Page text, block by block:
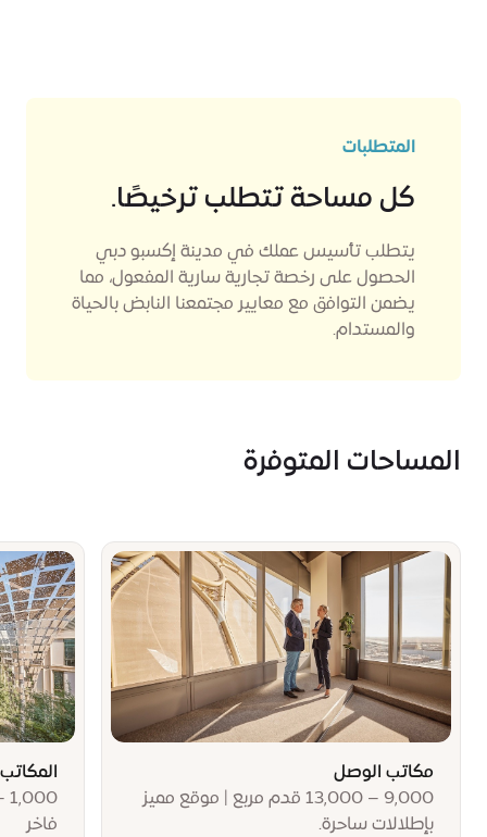
المتطلبات
كل مساحة تتطلب ترخيصًا.
يتطلب تأسيس عملك في مدينة إكسبو دبي
الحصول على رخصة تجارية سارية المفعول، مما
يضمن التوافق مع معايير مجتمعنا النابض بالحياة
والمستدام.
المساحات المتوفرة
مكاتب الوصل
9,000 – 13,000 قدم مربع | موقع مميز
بإطلالات ساحرة.
المكاتب
فاخر